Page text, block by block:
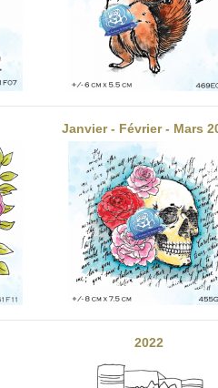
Janvier - Février - Mars
2022